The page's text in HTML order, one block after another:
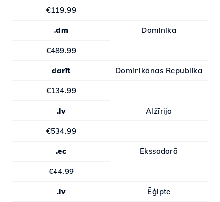
€119.99
.dm Dominika
€489.99
darīt Dominikānas Republika
€134.99
.lv Alžīrija
€534.99
.ec Ekssadorā
€44.99
.lv Ēģipte